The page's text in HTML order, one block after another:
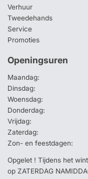
Verhuur
Tweedehands
Service
Promoties
Openingsuren
Maandag:
Dinsdag:
Woensdag:
Donderdag:
Vrijdag:
Zaterdag:
Zon- en feestdagen:
Opgelet ! Tijdens het
op ZATERDAG